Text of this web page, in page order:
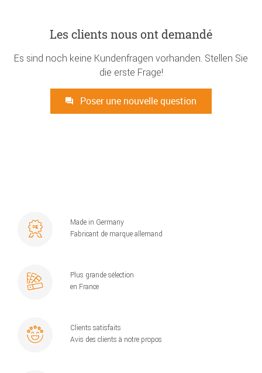
Les clients nous ont demandé
Es sind noch keine Kundenfragen vorhanden. Stellen Sie
die erste Frage!
Poser une nouvelle question
Made in Germany
Fabricant de marque allemand
Plus grande sélection
en France
Clients satisfaits
Avis des clients à notre propos